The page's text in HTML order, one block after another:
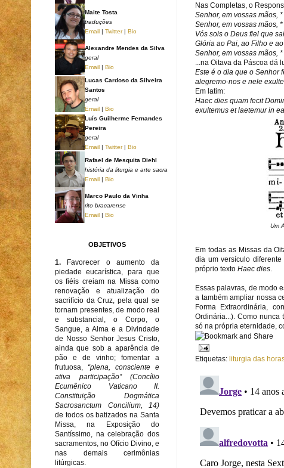
Nas Completas, o
Senhor, em vossas mãos,
Senhor, em vossas mãos,
Vós sois o Deus fiel que
Glória ao Pai, ao Filho e
Senhor, em vossas mãos,
...na Oitava da Páscoa dá
Este é o dia que o Senhor
alegremo-nos e nele
Em latim:
Haec dies quam fecit
exultemus et laetemur in
Um
Em todas as Missas da
dia um versículo
próprio texto Haec dies
Essas palavras, de modo
a também ampliar nossa
Forma Extraordinária,
Ordinária...). Como
só na própria eternidade,
Etiquetas: liturgia das
Maite Tosta
traduções
Email | Twitter| Bio
Alexandre Mendes da Silva
geral
Email | Bio
Lucas Cardoso da Silveira
Santos
geral
Email | Bio
Luís Guilherme Fernandes
Pereira
geral
Email | Twitter| Bio
Rafael de Mesquita Diehl
história da liturgia e arte sacra
Email | Bio
Marco Paulo da Vinha
rito bracarense
Email | Bio
OBJETIVOS
1. Favorecer o aumento da
piedade eucarística, para que
os fiéis creiam na Missa como
renovação e atualização do
sacrifício da Cruz, pela qual se
tornam presentes, de modo real
e substancial, o Corpo, o
Sangue, a Alma e a Divindade
de Nosso Senhor Jesus Cristo,
ainda que sob a aparência de
pão e de vinho; fomentar a
frutuosa, “plena, consciente e
ativa participação” (Concílio
Ecumênico Vaticano II.
Constituição Dogmática
Sacrosanctum Concilium, 14)
de todos os batizados na Santa
Missa, na Exposição do
Santíssimo, na celebração dos
sacramentos, no Ofício Divino, e
nas demais cerimônias
litúrgicas.